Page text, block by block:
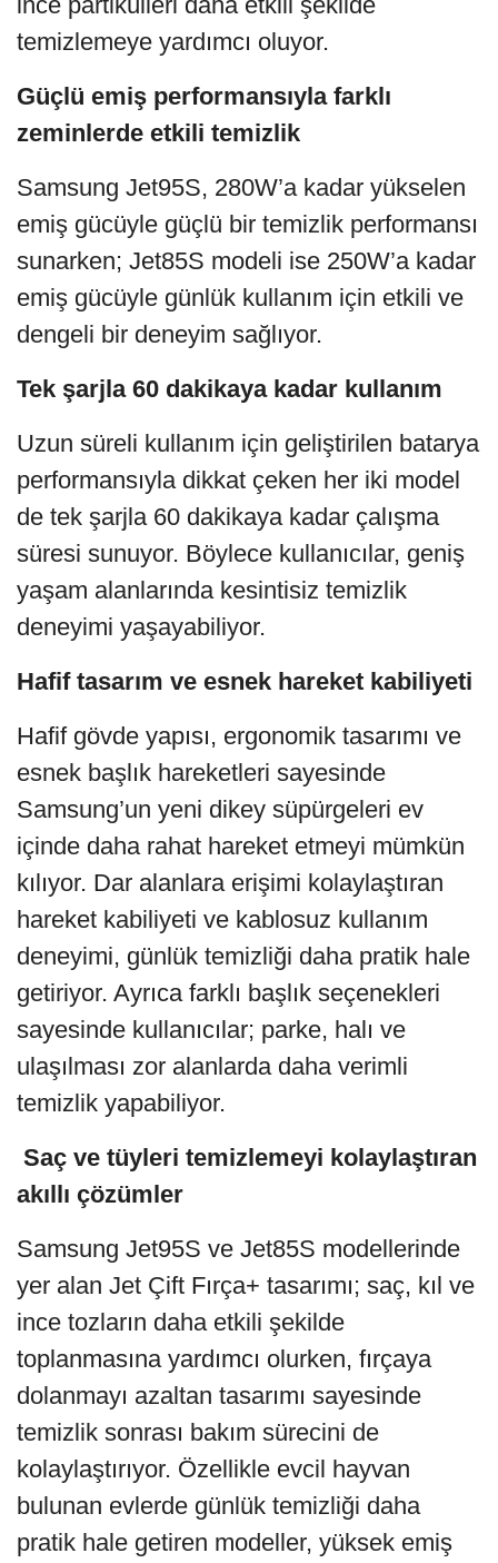
temizlemeye yardımcı oluyor.
Güçlü emiş performansıyla farklı
zeminlerde etkili temizlik
Samsung Jet95S, 280W’a kadar yükselen
emiş gücüyle güçlü bir temizlik performansı
sunarken; Jet85S modeli ise 250W’a kadar
emiş gücüyle günlük kullanım için etkili ve
dengeli bir deneyim sağlıyor.
Tek şarjla 60 dakikaya kadar kullanım
Uzun süreli kullanım için geliştirilen batarya
performansıyla dikkat çeken her iki model
de tek şarjla 60 dakikaya kadar çalışma
süresi sunuyor. Böylece kullanıcılar, geniş
yaşam alanlarında kesintisiz temizlik
deneyimi yaşayabiliyor.
Hafif tasarım ve esnek hareket kabiliyeti
Hafif gövde yapısı, ergonomik tasarımı ve
esnek başlık hareketleri sayesinde
Samsung’un yeni dikey süpürgeleri ev
içinde daha rahat hareket etmeyi mümkün
kılıyor. Dar alanlara erişimi kolaylaştıran
hareket kabiliyeti ve kablosuz kullanım
deneyimi, günlük temizliği daha pratik hale
getiriyor. Ayrıca farklı başlık seçenekleri
sayesinde kullanıcılar; parke, halı ve
ulaşılması zor alanlarda daha verimli
temizlik yapabiliyor.
Saç ve tüyleri temizlemeyi kolaylaştıran
akıllı çözümler
Samsung Jet95S ve Jet85S modellerinde
yer alan Jet Çift Fırça+ tasarımı; saç, kıl ve
ince tozların daha etkili şekilde
toplanmasına yardımcı olurken, fırçaya
dolanmayı azaltan tasarımı sayesinde
temizlik sonrası bakım sürecini de
kolaylaştırıyor. Özellikle evcil hayvan
bulunan evlerde günlük temizliği daha
pratik hale getiren modeller, yüksek emiş